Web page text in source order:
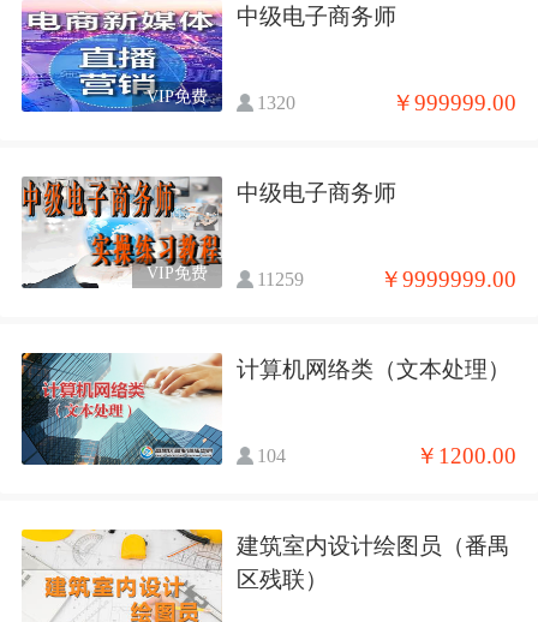
VIP免费
中级电子商务师
1320 ￥999999.00
VIP免费
中级电子商务师
11259 ￥9999999.00
计算机网络类（文本处理）
104 ￥1200.00
建筑室内设计绘图员（番禺
区残联）